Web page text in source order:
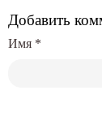
Добавить
Имя *